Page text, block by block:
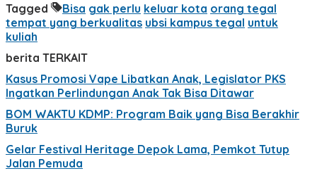
Tagged Bisa gak perlu keluar kota orang tegal
tempat yang berkualitas ubsi kampus tegal untuk
kuliah
berita TERKAIT
Kasus Promosi Vape Libatkan Anak, Legislator PKS
Ingatkan Perlindungan Anak Tak Bisa Ditawar
BOM WAKTU KDMP: Program Baik yang Bisa Berakhir
Buruk
Gelar Festival Heritage Depok Lama, Pemkot Tutup
Jalan Pemuda